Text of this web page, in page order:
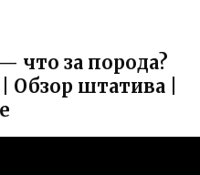
что за порода?
Обзор штатива |